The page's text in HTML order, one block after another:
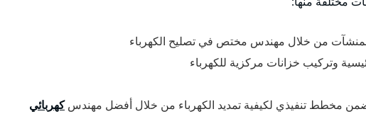
من خلال مهندس مختص في تصليح الكهرباء
وتركيب خزانات مركزية للكهرباء
مخطط تنفيذي لكيفية تمديد الكهرباء من خلال أفضل مهندسكهربائي